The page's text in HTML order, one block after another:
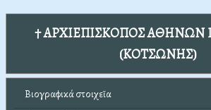
† ΑΡΧΙΕΠΙΣΚΟΠΟΣ ΑΘΗΝΩΝ
(ΚΟΤΣΩΝΗΣ)
Βιογραφικά στοιχεῖα